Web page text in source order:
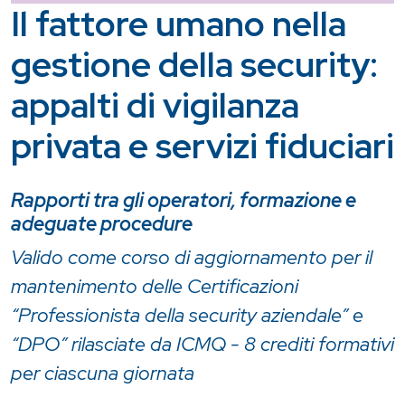
Il fattore umano nella
gestione della security:
appalti di vigilanza
privata e servizi fiduciari
Rapporti tra gli operatori, formazione e
adeguate procedure
Valido come corso di aggiornamento per il
mantenimento delle Certificazioni
“Professionista della security aziendale” e
“DPO” rilasciate da ICMQ - 8 crediti formativi
per ciascuna giornata